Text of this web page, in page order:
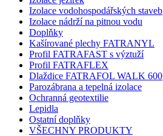
Izolace vodohospodářských staveb
Izolace nádrží na pitnou vodu
Doplňky
Kašírované plechy FATRANYL
Profil FATRAFAST s výztuží
Profil FATRAFLEX
Dlaždice FATRAFOL WALK 600
Parozábrana a tepelná izolace
Ochranná geotextilie
Lepidla
Ostatní doplňky
VŠECHNY PRODUKTY